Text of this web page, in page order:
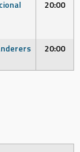
20:00
20:00